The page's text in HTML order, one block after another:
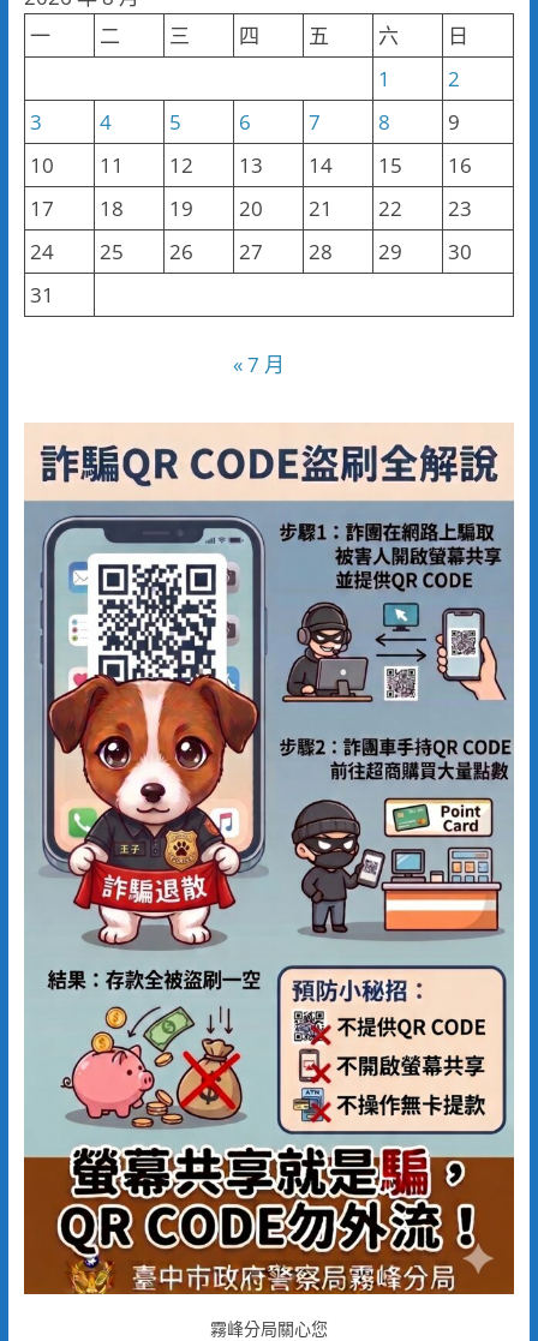
類
一
二 三 四 五 六
日
1
2
3
4 5 6 7 8
9
10
11 12 13 14 15
16
17
18 19 20 21 22
23
24
25 26 27 28 29
30
31
« 7 月
霧峰分局關心您